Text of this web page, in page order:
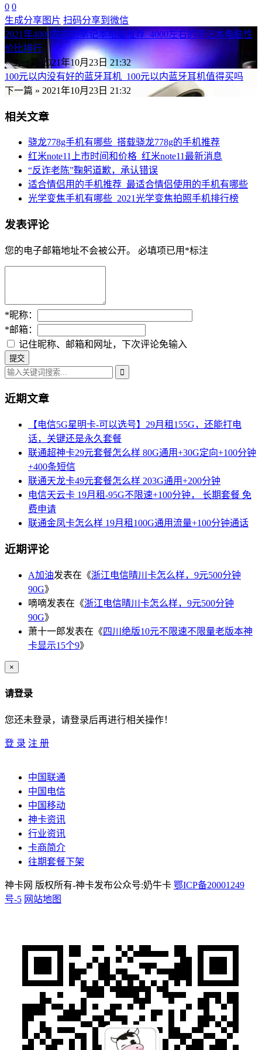
0 0
生成分享图片 扫码分享到微信
2021年4000左右的笔记本电脑推荐_4000左右的笔记本电脑性
价比排行
« 上一篇
2021年10月23日 21:32
100元以内没有好的蓝牙耳机_100元以内蓝牙耳机值得买吗
下一篇 » 2021年10月23日 21:32
相关文章
骁龙778g手机有哪些_搭载骁龙778g的手机推荐
红米note11上市时间和价格_红米note11最新消息
“反诈老陈”鞠躬道歉，承认错误
适合情侣用的手机推荐_最适合情侣使用的手机有哪些
光学变焦手机有哪些_2021光学变焦拍照手机排行榜
发表评论
您的电子邮箱地址不会被公开。 必填项已用 *标注
*昵称：
*邮箱：
记住昵称、邮箱和网址，下次评论免输入
近期文章
【电信5G星明卡-可以选号】29月租155G，还能打电
话，关键还是永久套餐
联通超神卡29元套餐怎么样 80G通用+30G定向+100分钟
+400条短信
联通天龙卡49元套餐怎么样 203G通用+200分钟
电信天云卡 19月租-95G不限速+100分钟， 长期套餐 免
费申请
联通金凤卡怎么样 19月租100G通用流量+100分钟通话
近期评论
A加油发表在《浙江电信晴川卡怎么样，9元500分钟
90G》
嘀嘀发表在《浙江电信晴川卡怎么样，9元500分钟
90G》
萧十一郎发表在《四川绝版10元不限速不限量老版本神
卡显示15个9》
×
请登录
您还未登录，请登录后再进行相关操作！
登 录 注 册
中国联通
中国电信
中国移动
神卡资讯
行业资讯
卡商简介
往期套餐下架
神卡网 版权所有-神卡发布公众号:奶牛卡 鄂ICP备20001249
号-5 网站地图